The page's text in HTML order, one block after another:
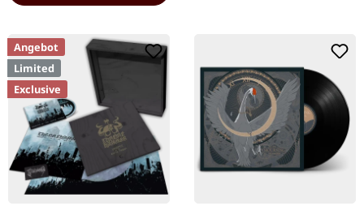
Angebot
Limited
Exclusive